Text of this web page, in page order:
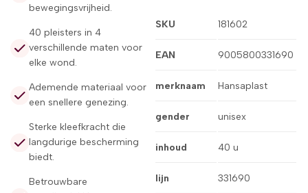
bewegingsvrijheid.
40 pleisters in 4
verschillende maten voor
elke wond.
Ademende materiaal voor
een snellere genezing.
Sterke kleefkracht die
langdurige bescherming
biedt.
Betrouwbare
SKU 181602
EAN 9005800331690
merknaam Hansaplast
gender unisex
inhoud 40 u
lijn 331690